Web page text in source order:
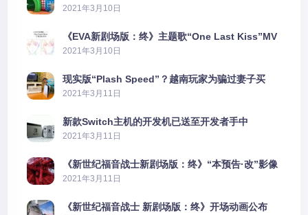
2021年3月10日
《EVA新剧场版：终》主题歌“One Last Kiss”MV
公布
2021年3月10日
现实版“Plash Speed”？越南玩家为骗过妻子买
PS5上演好戏
2021年3月11日
新款Switch主机的开发机已送至开发者手中
2021年3月11日
《新世纪福音战士新剧场版：终》“本预告·改”影像
公开
2021年3月11日
《新世纪福音战士 新剧场版：终》开场动画公布